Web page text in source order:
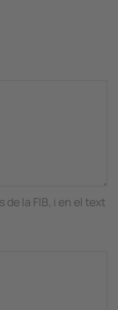
la FIB, i en el text